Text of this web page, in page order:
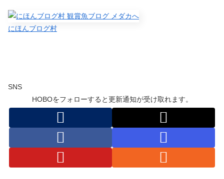
にほんブログ村
SNS
HOBOをフォローすると更新通知が受け取れます。